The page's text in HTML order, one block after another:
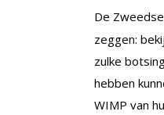
De
zeggen:
zulke
hebben
WIMP van